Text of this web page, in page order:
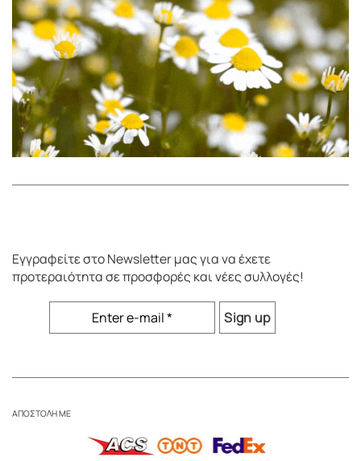
Εγγραφείτε στοNewsletterμας για να έχετε
προτεραιότητα σε προσφορές και νέες συλλογές!
ΑΠΟΣΤΟΛΗ ΜΕ